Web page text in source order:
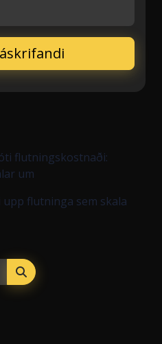
flutningskostnaði:
um
flutninga sem skala